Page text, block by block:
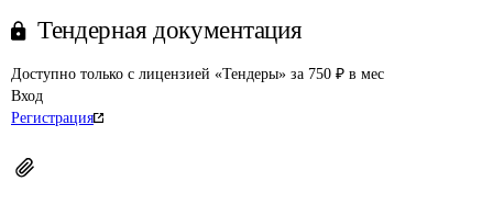
Тендерная документация
Доступно только с лицензией «Тендеры» за 750 ₽ в мес
Вход
Регистрация